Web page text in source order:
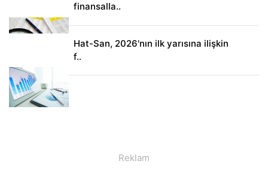
finansalla..
Hat-San, 2026'nın ilk yarısına ilişkin
f..